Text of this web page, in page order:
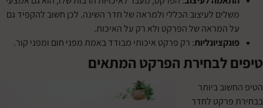
לעיצוב הכללי ולמראה של חדר השינה. לכן חשוב להקפיד גם
המראה של הפרקט ולא רק על האיכות.
: רק פרקט איכותי מבודד באמת מפני חום ומפני קור.
לבחירת הפרקט המתאים
ביותר
לחדר